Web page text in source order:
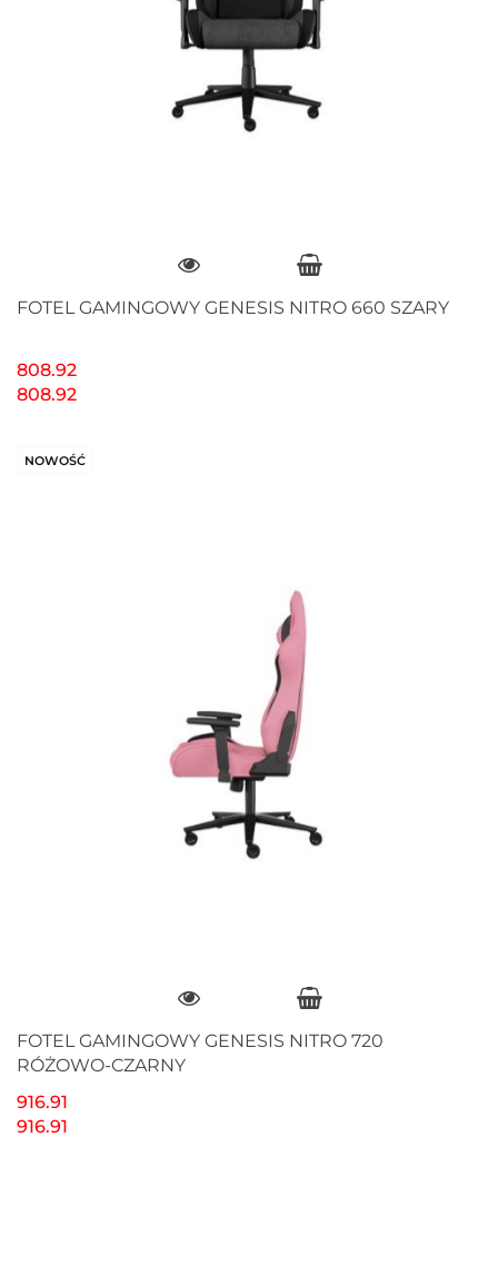
FOTEL GAMINGOWY GENESIS NITRO 660 SZARY
808.92
808.92
NOWOŚĆ
FOTEL GAMINGOWY GENESIS NITRO 720
RÓŻOWO-CZARNY
916.91
916.91